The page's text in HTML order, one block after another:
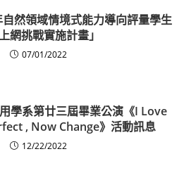
然領域情境式能力導向評量學生
網挑戰實施計畫」
07/01/2022
學系第廿三屆畢業公演《I Love
, Now Change》活動訊息
12/22/2022